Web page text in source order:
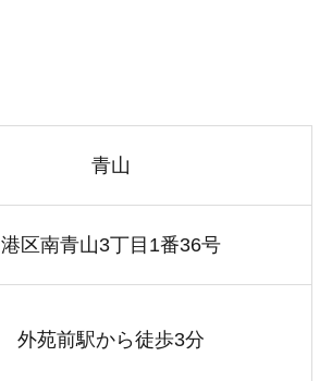
青山
港区南青山3丁目1番36号
外苑前駅から徒歩3分